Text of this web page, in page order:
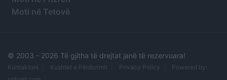
Moti në Tetovë
© 2003 - 2026 Të gjitha të drejtat janë të rezervuara!
Kontaktoni Kushtet e Përdorimit Privacy Policy
Powered by: